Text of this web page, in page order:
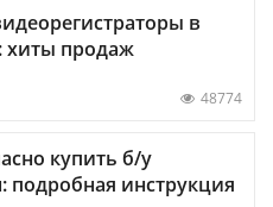
в
хиты продаж
48774
купить б/у
подробная инструкция